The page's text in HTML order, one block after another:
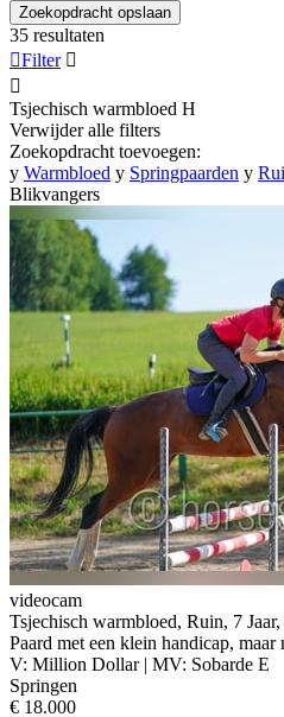
Zoekopdracht opslaan
35 resultaten
Filter 

Tsjechisch warmbloed H
Verwijder alle filters
Zoekopdracht toevoegen:
y Warmbloed y Springpaarden y
Blikvangers
videocam
Tsjechisch warmbloed, Ruin, 7
Paard met een klein handicap,
V: Million Dollar | MV: Sobarde E
Springen
€ 18.000